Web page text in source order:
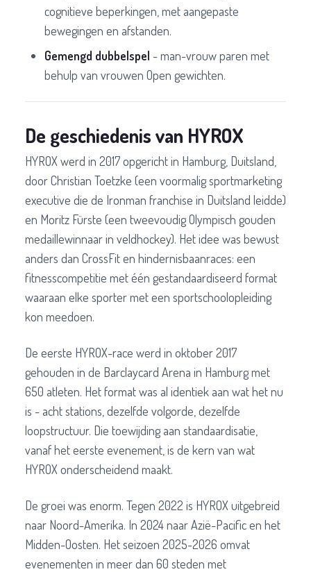
cognitieve beperkingen, met aangepaste
bewegingen en afstanden.
Gemengd dubbelspel - man-vrouw paren met
behulp van vrouwen Open gewichten.
De geschiedenis van HYROX
HYROX werd in 2017 opgericht in Hamburg, Duitsland,
door Christian Toetzke (een voormalig sportmarketing
executive die de Ironman franchise in Duitsland leidde)
en Moritz Fürste (een tweevoudig Olympisch gouden
medaillewinnaar in veldhockey). Het idee was bewust
anders dan CrossFit en hindernisbaanraces: een
fitnesscompetitie met één gestandaardiseerd format
waaraan elke sporter met een sportschoolopleiding
kon meedoen.
De eerste HYROX-race werd in oktober 2017
gehouden in de Barclaycard Arena in Hamburg met
650 atleten. Het format was al identiek aan wat het nu
is - acht stations, dezelfde volgorde, dezelfde
loopstructuur. Die toewijding aan standaardisatie,
vanaf het eerste evenement, is de kern van wat
HYROX onderscheidend maakt.
De groei was enorm. Tegen 2022 is HYROX uitgebreid
naar Noord-Amerika. In 2024 naar Azië-Pacific en het
Midden-Oosten. Het seizoen 2025-2026 omvat
evenementen in meer dan 60 steden met